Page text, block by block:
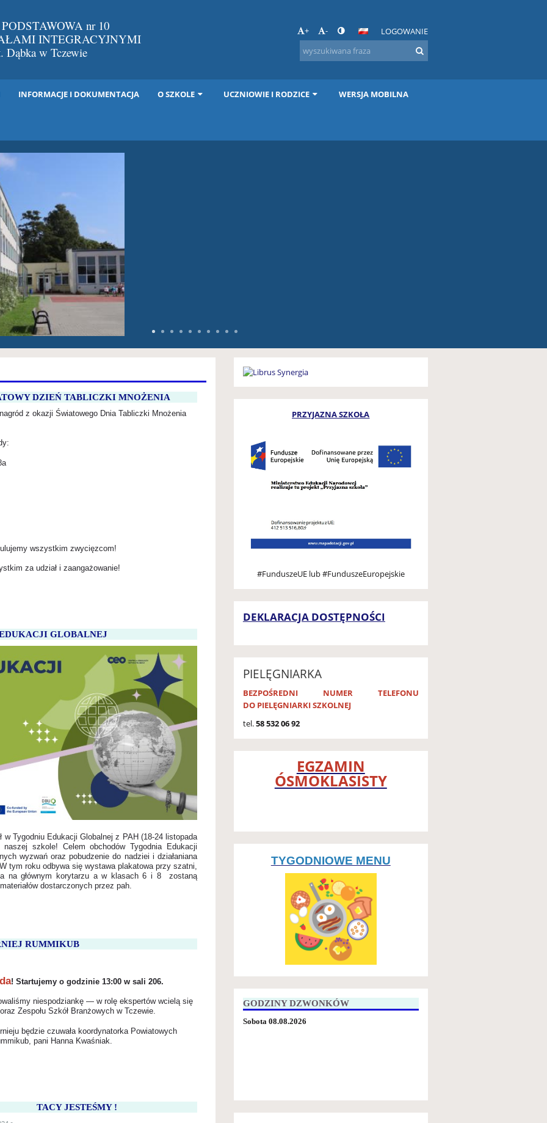
nr 10
INTEGRACYJNYMI
Dąbka w Tczewie
+ - LOGOWANIE
INFORMACJE I DOKUMENTACJA O SZKOLE UCZNIOWIE I RODZICE WERSJA MOBILNA
DZIEŃ TABLICZKI MNOŻENIA
z okazji Światowego Dnia Tabliczki Mnożenia
wszystkim zwycięzcom!
za udział i zaangażowanie!
GLOBALNEJ
w Tygodniu Edukacji Globalnejz PAH (18-24 listopada
naszej szkole! Celem obchodów Tygodnia Edukacji
wyzwań oraz pobudzenie do nadziei i działaniana
W tym roku odbywa się wystawa plakatowa przy szatni,
na głównym korytarzu a w klasach 6 i 8 zostaną
dostarczonych przez pah.
RUMMIKUB
! Startujemy o godzinie 13:00 w sali 206.
niespodziankę — w rolę ekspertów wcielą się
Zespołu Szkół Branżowych w Tczewie.
będzie czuwała koordynatorka Powiatowych
pani Hanna Kwaśniak.
TACY JESTEŚMY !
PRZYJAZNA SZKOŁA
#FunduszeUE lub #FunduszeEuropejskie
DEKLARACJA DOSTĘPNOŚCI
PIELĘGNIARKA
BEZPOŚREDNI NUMER TELEFONU
DO PIELĘGNIARKI SZKOLNEJ
tel.58 532 06 92
EGZAMIN
ÓSMOKLASISTY
TYGODNIOWE MENU
GODZINY DZWONKÓW
Sobota 08.08.2026